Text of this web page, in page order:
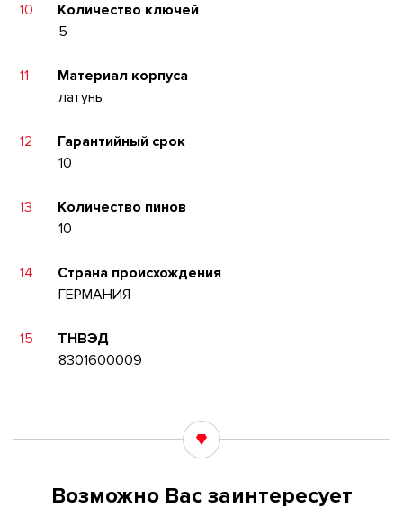
10
Количество ключей
5
11
Материал корпуса
латунь
12
Гарантийный срок
10
13
Количество пинов
10
14
Страна происхождения
ГЕРМАНИЯ
15
ТНВЭД
8301600009
Возможно Вас заинтересует